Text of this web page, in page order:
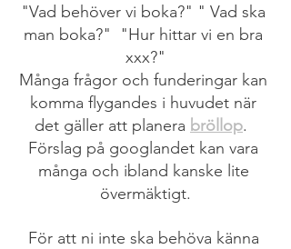
"Vad behöver vi boka?" " Vad ska
man boka?"  "Hur hittar vi en bra
xxx?"
Många frågor och funderingar kan
komma flygandes i huvudet när
det gäller att planera bröllop.
Förslag på googlandet kan vara
många och ibland kanske lite
övermäktigt.
För att ni inte ska behöva känna